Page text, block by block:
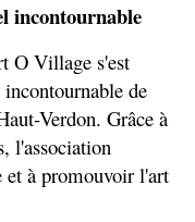
incontournable
O Village s'est
de
Verdon. Grâce à
l'association
et à promouvoir l'art